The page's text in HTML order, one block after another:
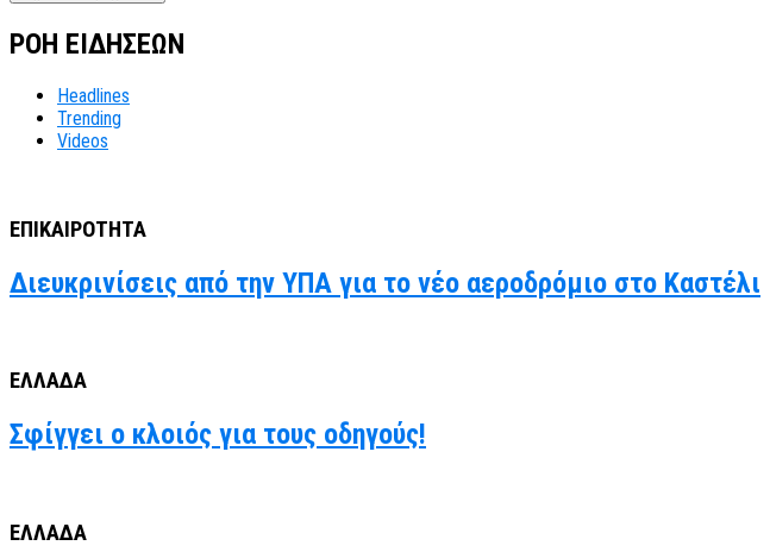
ΡΟΗ ΕΙΔΗΣΕΩΝ
Headlines
Trending
Videos
ΕΠΙΚΑΙΡΟΤΗΤΑ
Διευκρινίσεις από την ΥΠΑ για το νέο αεροδρόμιο στο Καστέλι
ΕΛΛΑΔΑ
Σφίγγει ο κλοιός για τους οδηγούς!
ΕΛΛΑΔΑ